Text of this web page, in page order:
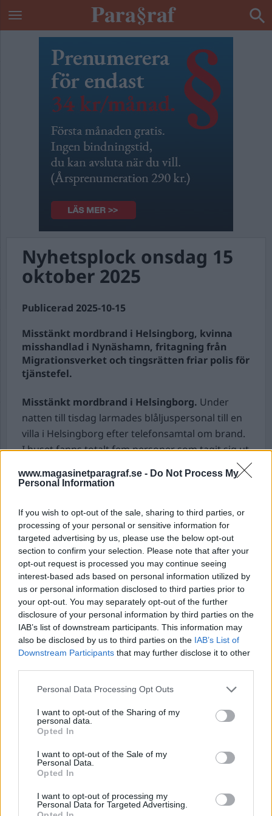
www.magasinetparagraf.se - Do Not Process My
Personal Information
If you wish to opt-out of the sale, sharing to third parties, or
processing of your personal or sensitive information for
targeted advertising by us, please use the below opt-out
section to confirm your selection. Please note that after your
opt-out request is processed you may continue seeing
interest-based ads based on personal information utilized by
us or personal information disclosed to third parties prior to
your opt-out. You may separately opt-out of the further
disclosure of your personal information by third parties on the
IAB’s list of downstream participants. This information may
also be disclosed by us to third parties on the IAB’s List of
Downstream Participants that may further disclose it to other
Personal Data Processing Opt Outs
I want to opt-out of the Sharing of my
personal data.
Opted In
I want to opt-out of the Sale of my
Personal Data.
Opted In
I want to opt-out of processing my
Personal Data for Targeted Advertising.
Nyhetsplock onsdag 15
oktober 2025
Publicerad 2025-10-15
Misstänkt mordbrand i Helsingborg, kvinna
misshandlad i Nynäshamn, fritagning från
Migrationsverket och tingsrätten friar polis för
tjänstefel.
Misstänkt mordbrand i Helsingborg. Under
natten till tisdag larmades blåljuspersonal till en
villa i Helsingborg efter telefonsamtal om brand.
I huset fanns totalt fem personer som tagit sig ut
lindrigare skador. Polisen spärrade av platsen,
inletts.
Kvinna misshandlad i Nynäshamn.Polis och
ambulans larmades runt lunch i tisdags till en
adress i Nynäshamn där en kvinna blivit
misshandlad. Kvinnan tog sig ut från lägenheten
på egen hand där överfallet skett, och fördes i
väg med ambulans. En man i 60-årsåldern greps i
närheten av adressen och är misstänkt för grov
misshandel. Lägenheten spärrades av i väntan på
Fritagning från Migrationsverket.
Under natten
till tisdag fritogs fyra personer från
Migrationsverkets anläggning i Ljungbyhed.
– Det är en rymning med hjälp utifrån där man
med verktyg har sågat sig igenom stängsel och
kunnat hjälpa sina kamrater, säger Maria
region syd till Aftonbladet.